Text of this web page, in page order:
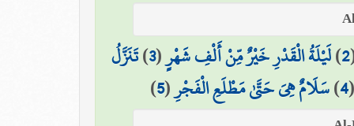
2
)لَيْلَةُ الْقَدْرِ خَيْرٌ مِّنْ أَلْفِ شَهْرٍ(
3
)تَنَزَّلُ
4
)سَلَامٌ هِيَ حَتَّىٰ مَطْلَعِ الْفَجْرِ(
5
)